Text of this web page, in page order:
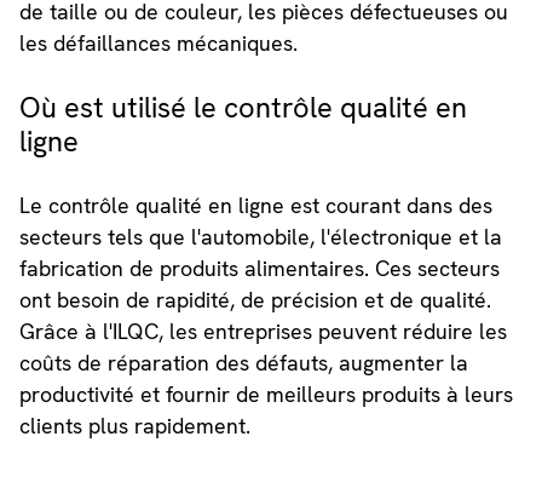
de taille ou de couleur, les pièces défectueuses ou
les défaillances mécaniques.
Où est utilisé le contrôle qualité en
ligne
Le contrôle qualité en ligne est courant dans des
secteurs tels que l'automobile, l'électronique et la
fabrication de produits alimentaires. Ces secteurs
ont besoin de rapidité, de précision et de qualité.
Grâce à l'ILQC, les entreprises peuvent réduire les
coûts de réparation des défauts, augmenter la
productivité et fournir de meilleurs produits à leurs
clients plus rapidement.